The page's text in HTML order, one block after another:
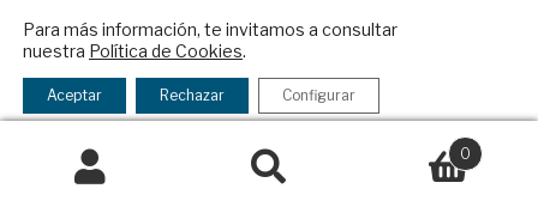
entender las causas de la desconfianza turca,
bien extendida más allá de su presidente y
del partido gobernante. Hay que evitar la
tentación de usar Turquía como
herramienta
política doméstica . Y,
Buscar
0
Para más información, te invitamos a consultar
nuestra Política de Cookies.
Aceptar Rechazar Configurar
Checkbox
acepto
la
política
de
política de privacidad